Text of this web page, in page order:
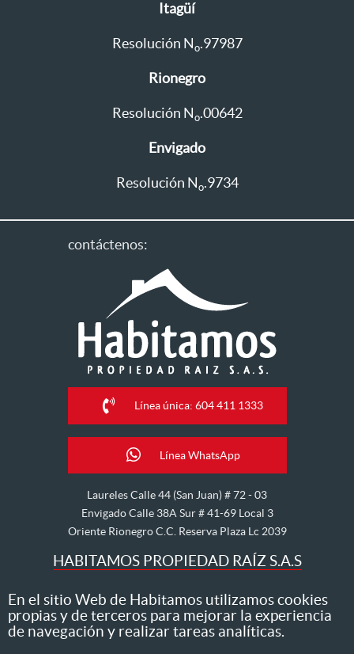
Itagüí
Resolución N o.97987
Rionegro
Resolución N o.00642
Envigado
Resolución N o.9734
contáctenos:
Línea única: 604 411 1333
Línea WhatsApp
Laureles Calle 44 (San Juan) # 72 - 03
Envigado Calle 38A Sur # 41-69 Local 3
Oriente Rionegro C.C. Reserva Plaza Lc 2039
HABITAMOS PROPIEDAD RAÍZ S.A.S
Nos dedicamos al arriendo, venta, hipoteca, avalúo y
administración de inmuebles
En el sitio Web de Habitamos utilizamos cookies
propias y de terceros para mejorar la experiencia
de navegación y realizar tareas analíticas.